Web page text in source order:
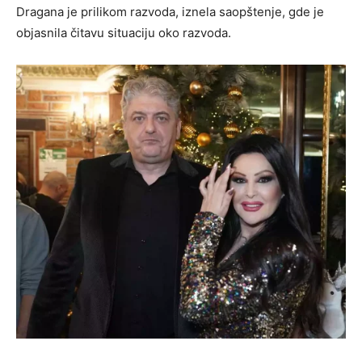
Dragana je prilikom razvoda, iznela saopštenje, gde je
objasnila čitavu situaciju oko razvoda.